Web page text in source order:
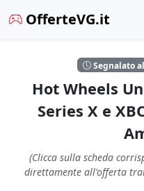
OfferteVG.it
Segnalato
Hot Wheels
Series X e
(Clicca sulla scheda
direttamente all'offerta